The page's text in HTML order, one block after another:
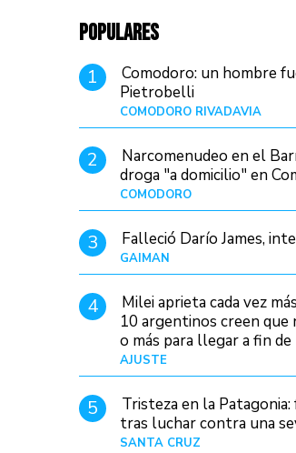
POPULARES
1
Comodoro: un hombre
Pietrobelli
COMODORO RIVADAVIA
2
Narcomenudeo en el
droga "a domicilio" en
COMODORO
3 Falleció Darío James,
GAIMAN
4
Milei aprieta cada vez
10 argentinos creen que
o más para llegar a fin de
AJUSTE
5
Tristeza en la
tras luchar contra una
SANTA CRUZ